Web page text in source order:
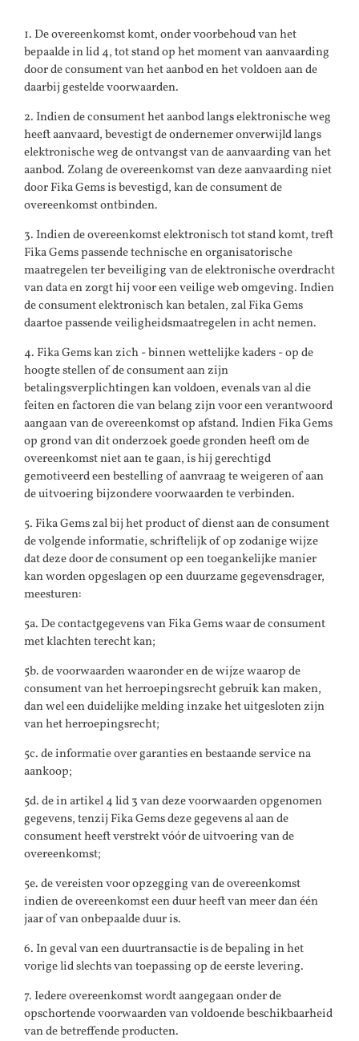
1. De overeenkomst komt, onder voorbehoud van het
bepaalde in lid 4, tot stand op het moment van aanvaarding
door de consument van het aanbod en het voldoen aan de
daarbij gestelde voorwaarden.
2. Indien de consument het aanbod langs elektronische weg
heeft aanvaard, bevestigt de ondernemer onverwijld langs
elektronische weg de ontvangst van de aanvaarding van het
aanbod. Zolang de overeenkomst van deze aanvaarding niet
door Fika Gems is bevestigd, kan de consument de
overeenkomst ontbinden.
3. Indien de overeenkomst elektronisch tot stand komt, treft
Fika Gems passende technische en organisatorische
maatregelen ter beveiliging van de elektronische overdracht
van data en zorgt hij voor een veilige web omgeving. Indien
de consument elektronisch kan betalen, zal Fika Gems
daartoe passende veiligheidsmaatregelen in acht nemen.
4. Fika Gems kan zich - binnen wettelijke kaders - op de
hoogte stellen of de consument aan zijn
betalingsverplichtingen kan voldoen, evenals van al die
feiten en factoren die van belang zijn voor een verantwoord
aangaan van de overeenkomst op afstand. Indien Fika Gems
op grond van dit onderzoek goede gronden heeft om de
overeenkomst niet aan te gaan, is hij gerechtigd
gemotiveerd een bestelling of aanvraag te weigeren of aan
de uitvoering bijzondere voorwaarden te verbinden.
5. Fika Gems zal bij het product of dienst aan de consument
de volgende informatie, schriftelijk of op zodanige wijze
dat deze door de consument op een toegankelijke manier
kan worden opgeslagen op een duurzame gegevensdrager,
meesturen:
5a. De contactgegevens van Fika Gems waar de consument
met klachten terecht kan;
5b. de voorwaarden waaronder en de wijze waarop de
consument van het herroepingsrecht gebruik kan maken,
dan wel een duidelijke melding inzake het uitgesloten zijn
van het herroepingsrecht;
5c. de informatie over garanties en bestaande service na
aankoop;
5d. de in artikel 4 lid 3 van deze voorwaarden opgenomen
gegevens, tenzij Fika Gems deze gegevens al aan de
consument heeft verstrekt vóór de uitvoering van de
overeenkomst;
5e. de vereisten voor opzegging van de overeenkomst
indien de overeenkomst een duur heeft van meer dan één
jaar of van onbepaalde duur is.
6. In geval van een duurtransactie is de bepaling in het
vorige lid slechts van toepassing op de eerste levering.
7. Iedere overeenkomst wordt aangegaan onder de
opschortende voorwaarden van voldoende beschikbaarheid
van de betreffende producten.